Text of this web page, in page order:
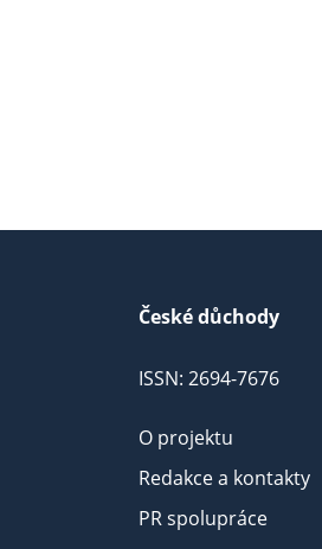
České důchody
ISSN: 2694-7676
O projektu
Redakce a kontakty
PR spolupráce